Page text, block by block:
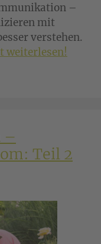
–
mit
verstehen.
weiterlesen!
–
Teil 2